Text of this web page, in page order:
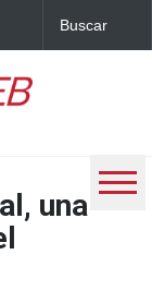
una